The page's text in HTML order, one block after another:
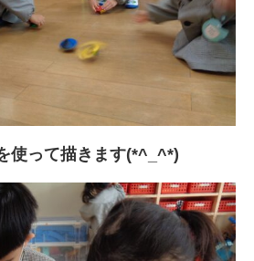
使って描きます(*^_^*)